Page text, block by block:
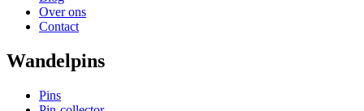
Over ons
Contact
Wandelpins
Pins